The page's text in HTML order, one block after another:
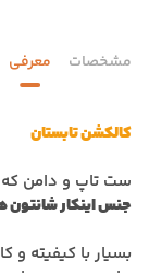
مشخصات معرفی
کالکشن تابستان
ست تاپ و دامن
جنس اینکار
بسیار با کیفیته و